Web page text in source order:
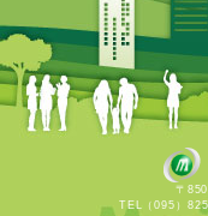
〒
TEL（095）